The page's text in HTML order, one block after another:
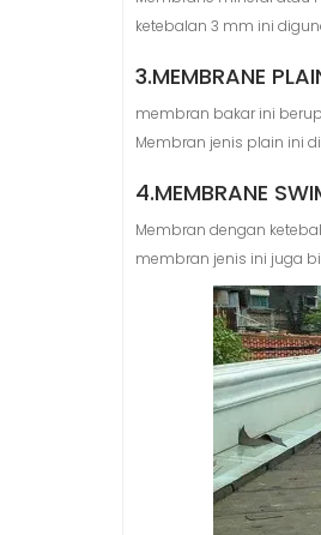
ketebalan 3 mm ini
3.MEMBRANE
membran bakar ini
Membran jenis plain ini
4.MEMBRANE
Membran dengan
membran jenis ini juga